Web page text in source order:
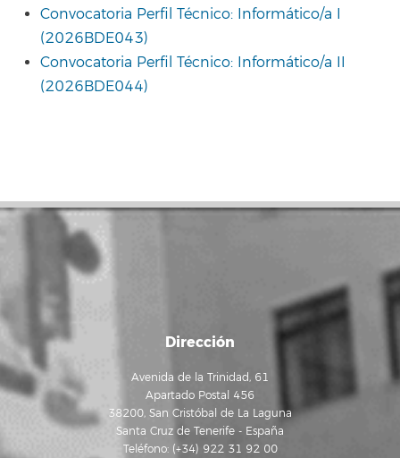
Convocatoria Perfil Técnico: Informático/a I
(2026BDE043)
Convocatoria Perfil Técnico: Informático/a II
(2026BDE044)
Dirección
Avenida de la Trinidad, 61
Apartado Postal 456
38200, San Cristóbal de La Laguna
Santa Cruz de Tenerife - España
Teléfono: (+34) 922 31 92 00